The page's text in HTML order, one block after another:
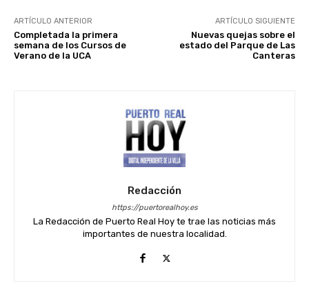
ARTÍCULO ANTERIOR
Completada la primera
semana de los Cursos de
Verano de la UCA
ARTÍCULO SIGUIENTE
Nuevas quejas sobre el
estado del Parque de Las
Canteras
Redacción
https://puertorealhoy.es
La Redacción de Puerto Real Hoy te trae las noticias más
importantes de nuestra localidad.